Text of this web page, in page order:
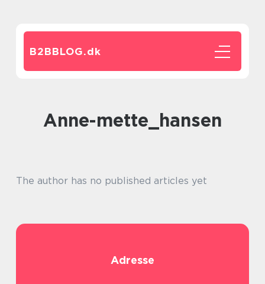
B2BBLOG.dk
anne-mette_hansen
The author has no published articles yet
Adresse